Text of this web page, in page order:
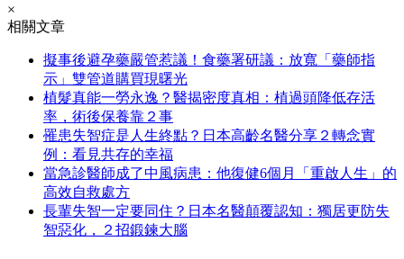
×
相關文章
擬事後避孕藥嚴管惹議！食藥署研議：放寬「藥師指
示」雙管道購買現曙光
植髮真能一勞永逸？醫揭密度真相：植過頭降低存活
率，術後保養靠２事
罹患失智症是人生終點？日本高齡名醫分享２轉念實
例：看見共存的幸福
當急診醫師成了中風病患：他復健6個月「重啟人生」的
高效自救處方
長輩失智一定要同住？日本名醫顛覆認知：獨居更防失
智惡化，２招鍛鍊大腦